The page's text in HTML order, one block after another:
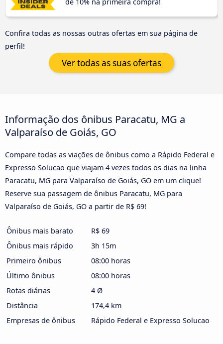
Confira todas as nossas outras ofertas em sua página de
perfil!
Ver todas as suas ofertas
Informação dos ônibus Paracatu, MG a
Valparaíso de Goiás, GO
Compare todas as viações de ônibus como a Rápido Federal e
Expresso Solucao que viajam 4 vezes todos os dias na linha
Paracatu, MG para Valparaíso de Goiás, GO em um clique!
Reserve sua passagem de ônibus Paracatu, MG para
Valparaíso de Goiás, GO a partir de R$ 69!
Ônibus mais barato
R$ 69
Ônibus mais rápido
3h 15m
Primeiro ônibus
08:00 horas
Último ônibus
08:00 horas
Rotas diárias
4 Ø
Distância
174,4 km
Empresas de ônibus
Rápido Federal e Expresso Solucao